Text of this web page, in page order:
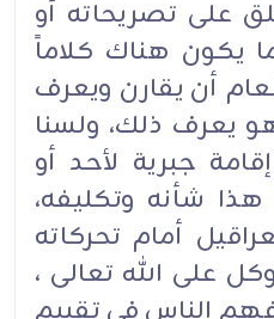
على تصريحاته أو
يكون هناك كلاماً
أن يقارن ويعرف
هو يعرف ذلك، ولسنا
جبرية لأحد أو
شأنه وتكليفه،
أمام تحركاته
على الله تعالى ،